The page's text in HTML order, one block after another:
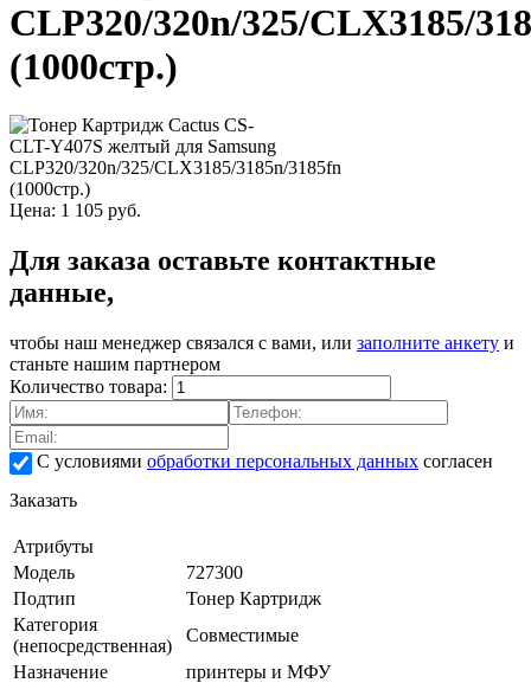
CLP320/320n/325/CLX3185/
(1000стр.)
Цена: 1 105 руб.
Для заказа оставьте контактные
данные,
чтобы наш менеджер связался с вами, или заполните анкету и
станьте нашим партнером
Количество товара:
С условиями обработки персональных данных согласен
Заказать
Атрибуты
Модель
727300
Подтип
Тонер Картридж
Категория
(непосредственная)
Совместимые
Назначение
принтеры и МФУ